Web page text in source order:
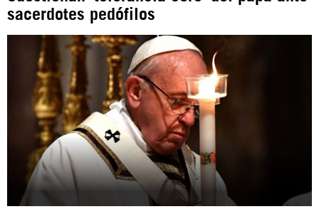
https://urmedium.com/c/hispantv
Instagram como: hispan_tv
sacerdotes pedófilos